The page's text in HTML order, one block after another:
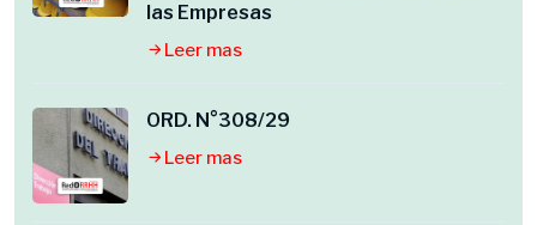
las Empresas
Leer mas
ORD. N°308/29
Leer mas